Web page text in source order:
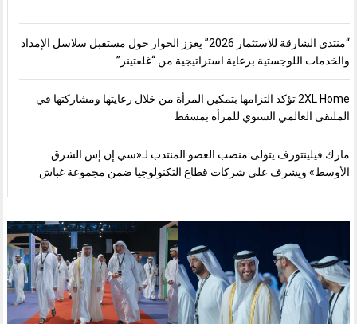
“منتدى الشارقة للاستثمار 2026” يعزز الحوار حول مستقبل سلاسل الإمداد
والخدمات اللوجستية برعاية استراتيجية من “غلفتينر”
2XL Home تؤكد التزامها بتمكين المرأة من خلال رعايتها ومشاركتها في
الملتقى العالمي السنوي للمرأة بمسقط
مارك فيلينتورف يتولى منصب العضو المنتدب لـ«سي إن إس الشرق
الأوسط» ويشرف على شركات قطاع التكنولوجيا ضمن مجموعة غباش